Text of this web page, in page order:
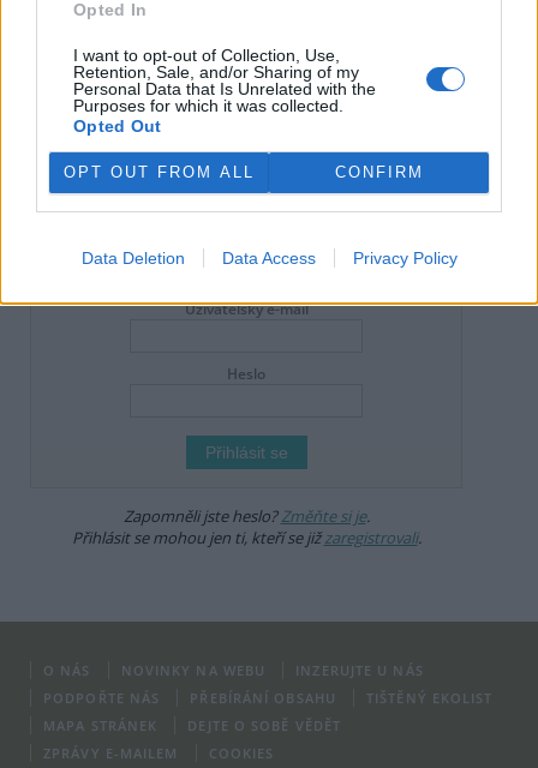
Opted In
I want to opt-out of Collection, Use,
Retention, Sale, and/or Sharing of my
Personal Data that Is Unrelated with the
Purposes for which it was collected.
Opted Out
OPT OUT FROM ALL CONFIRM
Data Deletion Data Access Privacy Policy
tisknout
reklama
Online diskuse
Redakce Ekolistu vítá čtenářské názory, komentáře a postřehy. Tím,
že zde publikujete svůj příspěvek, se ale zároveň zavazujete
dodržovatpravidla diskuse. V případě porušení si redakce
DO DISKUZE SE MŮŽETE ZAPOJIT PO PŘIHLÁŠENÍ
Uživatelský e-mail
Heslo
Zapomněli jste heslo?Změňte si je.
Přihlásit se mohou jen ti, kteří se jižzaregistrovali.
O NÁS NOVINKY NA WEBU
INZERUJTE U NÁS
PODPOŘTE NÁS
PŘEBÍRÁNÍ OBSAHU
TIŠTĚNÝ EKOLIST
MAPA STRÁNEK
DEJTE O SOBĚ VĚDĚT
ZPRÁVY E-MAILEM
COOKIES